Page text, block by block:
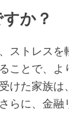
か？
ストレス
ことで、
けた家族
らに、金